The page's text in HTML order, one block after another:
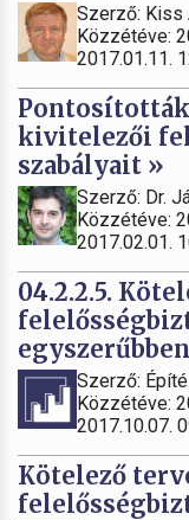
Szerző: Kiss
Közzétéve:
2017.01.11.
kivitelezői
szabályait »
Szerző: Dr.
Közzétéve:
2017.02.01.
04.2.2.5.
Szerző:
Közzétéve:
2017.10.07.
Kötelező